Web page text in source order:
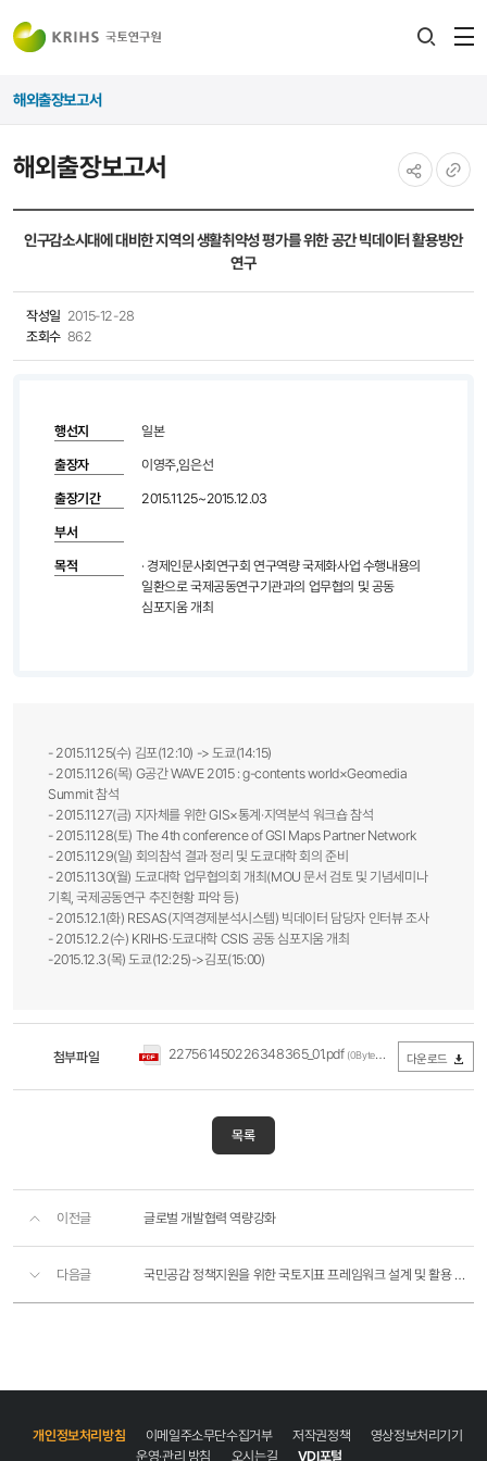
해외출장보고서
해외출장보고서
복사
인구감소시대에 대비한 지역의 생활취약성 평가를 위한 공간 빅데이터 활용방안
연구
작성일 2015-12-28
조회수 862
행선지 일본
출장자 이영주,임은선
출장기간 2015.11.25~2015.12.03
부서
목적
· 경제인문사회연구회 연구역량 국제화사업 수행내용의
일환으로 국제공동연구기관과의 업무협의 및 공동
심포지움 개최
- 2015.11.25(수) 김포(12:10) -> 도쿄(14:15)
- 2015.11.26(목) G공간 WAVE 2015 : g-contents world×Geomedia
Summit 참석
- 2015.11.27(금) 지자체를 위한 GIS×통계·지역분석 워크숍 참석
- 2015.11.28(토) The 4th conference of GSI Maps Partner Network
- 2015.11.29(일) 회의참석 결과 정리 및 도쿄대학 회의 준비
- 2015.11.30(월) 도쿄대학 업무협의회 개최(MOU 문서 검토 및 기념세미나
기획, 국제공동연구 추진현황 파악 등)
- 2015.12.1(화) RESAS(지역경제분석시스템) 빅데이터 담당자 인터뷰 조사
- 2015.12.2(수) KRIHS·도쿄대학 CSIS 공동 심포지움 개최
-2015.12.3(목) 도쿄(12:25)->김포(15:00)
첨부파일 227561450226348365_01.pdf (0Byte / 다운로드 291회) 다운로드
목록
이전글 글로벌 개발협력 역량강화
다음글 국민공감 정책지원을 위한 국토지표 프레임워크 설계 및 활용 전략 연구
개인정보처리방침 이메일주소무단수집거부 저작권정책
영상정보처리기기
운영·관리 방침
오시는길 VDI포털